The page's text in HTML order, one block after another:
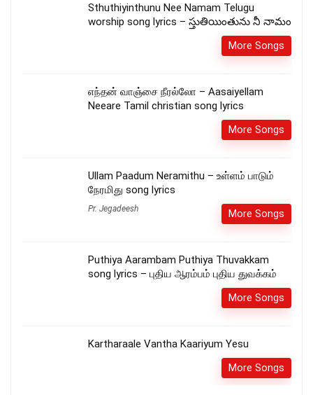
Sthuthiyinthunu Nee Namam Telugu
worship song lyrics – స్తుతియింతును నీ నామం
More Songs
எந்தன் வாஞ்சை நீரல்லோ – Aasaiyellam
Neeare Tamil christian song lyrics
More Songs
Ullam Paadum Neramithu – உள்ளம் பாடும்
நேரமிது song lyrics
Pr. Jegadeesh More Songs
Puthiya Aarambam Puthiya Thuvakkam
song lyrics – புதிய ஆரம்பம் புதிய துவக்கம்
More Songs
Kartharaale Vantha Kaariyum Yesu
More Songs